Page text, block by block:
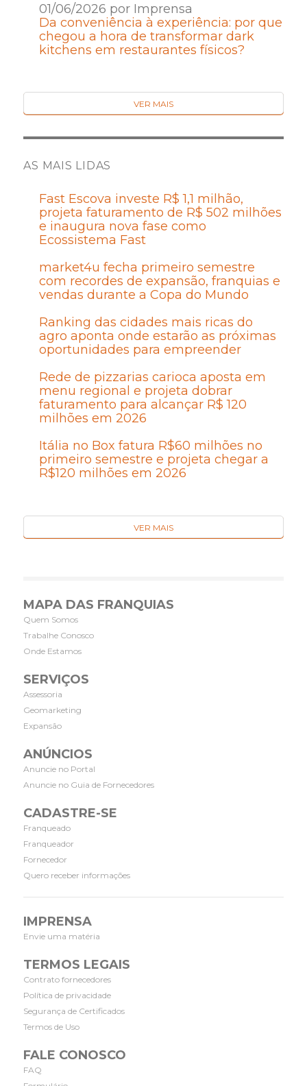
01/06/2026 por Imprensa
Da conveniência à experiência: por que
chegou a hora de transformar dark
kitchens em restaurantes físicos?
VER MAIS
AS MAIS LIDAS
Fast Escova investe R$ 1,1 milhão,
projeta faturamento de R$ 502 milhões
e inaugura nova fase como
Ecossistema Fast
market4u fecha primeiro semestre
com recordes de expansão, franquias e
vendas durante a Copa do Mundo
Ranking das cidades mais ricas do
agro aponta onde estarão as próximas
oportunidades para empreender
Rede de pizzarias carioca aposta em
menu regional e projeta dobrar
faturamento para alcançar R$ 120
milhões em 2026
Itália no Box fatura R$60 milhões no
primeiro semestre e projeta chegar a
R$120 milhões em 2026
VER MAIS
MAPA DAS FRANQUIAS
Quem Somos
Trabalhe Conosco
Onde Estamos
SERVIÇOS
Assessoria
Geomarketing
Expansão
ANÚNCIOS
Anuncie no Portal
Anuncie no Guia de Fornecedores
CADASTRE-SE
Franqueado
Franqueador
Fornecedor
Quero receber informações
IMPRENSA
Envie uma matéria
TERMOS LEGAIS
Contrato fornecedores
Política de privacidade
Segurança de Certificados
Termos de Uso
FALE CONOSCO
FAQ